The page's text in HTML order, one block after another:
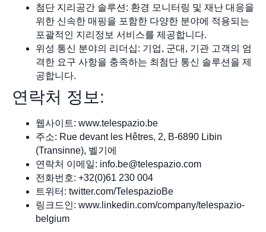
첨단 지리공간 솔루션: 환경 모니터링 및 재난 대응을
위한 신속한 매핑을 포함한 다양한 분야에 적용되는
포괄적인 지리정보 서비스를 제공합니다.
위성 통신 분야의 리더십: 기업, 군대, 기관 고객의 엄
격한 요구 사항을 충족하는 최첨단 통신 솔루션을 제
공합니다.
연락처 정보:
웹사이트: www.telespazio.be
주소: Rue devant les Hêtres, 2, B-6890 Libin
(Transinne), 벨기에
연락처 이메일: info.be@telespazio.com
전화번호: +32(0)61 230 004
트위터: twitter.com/TelespazioBe
링크드인: www.linkedin.com/company/telespazio-
belgium